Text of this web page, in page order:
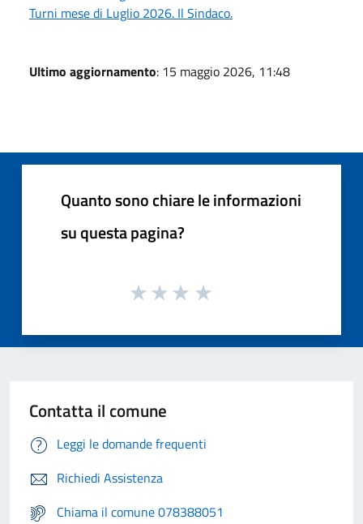
Turni mese di Luglio 2026. Il Sindaco.
Ultimo aggiornamento: 15 maggio 2026, 11:48
Quanto sono chiare le informazioni
su questa pagina?
Contatta il comune
Leggi le domande frequenti
Richiedi Assistenza
Chiama il comune 078388051